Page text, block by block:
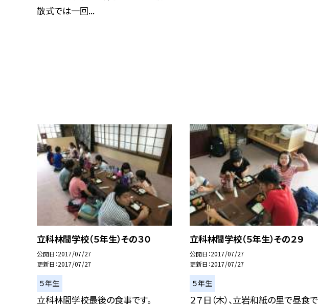
散式では一回...
立科林間学校（５年生）その３０
公開日 2017/07/27
更新日 2017/07/27
５年生
立科林間学校最後の食事です。
立科林間学校（５年生）その２９
公開日 2017/07/27
更新日 2017/07/27
５年生
２７日（木）、立岩和紙の里で昼食で